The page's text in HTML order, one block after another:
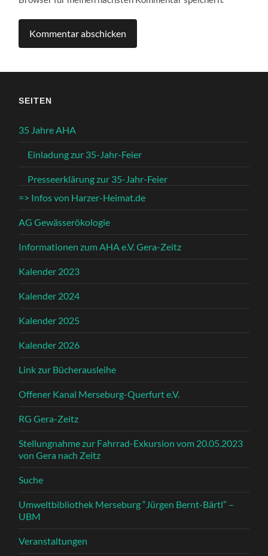
SEITEN
35 Jahre AHA
Einladung zur 35-Jahr-Feier
Presseerklärung zur 35-Jahr-Feier
=> Infos von Harzer-Heimat.de
AG Gewässerökologie
Informationen zum AHA e.V. Gera-Zeitz
Kalender 2023
Kalender 2024
Kalender 2025
Kalender 2026
Link zur Bücherausleihe
Offener Kanal Merseburg-Querfurt e.V.
RG Gera-Zeitz
Stellungnahme zur Fahrrad-Exkursion vom 20.05.2023
von Gera nach Zeitz
Suche
Umweltbibliothek Merseburg “Jürgen Bernt-Bärtl” –
UBM
Veranstaltungen